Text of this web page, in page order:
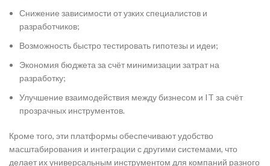
Снижение зависимости от узких специалистов и
разработчиков;
Возможность быстро тестировать гипотезы и идеи;
Экономия бюджета за счёт минимизации затрат на
разработку;
Улучшение взаимодействия между бизнесом и IT за счёт
прозрачных инструментов.
Кроме того, эти платформы обеспечивают удобство
масштабирования и интеграции с другими системами, что
делает их универсальным инструментом для компаний разного